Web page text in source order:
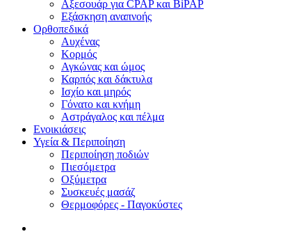
Αξεσουάρ για CPAP και BiPAP
Εξάσκηση αναπνοής
Ορθοπεδικά
Αυχένας
Κορμός
Αγκώνας και ώμος
Καρπός και δάκτυλα
Ισχίο και μηρός
Γόνατο και κνήμη
Αστράγαλος και πέλμα
Ενοικιάσεις
Υγεία & Περιποίηση
Περιποίηση ποδιών
Πιεσόμετρα
Οξύμετρα
Συσκευές μασάζ
Θερμοφόρες - Παγοκύστες